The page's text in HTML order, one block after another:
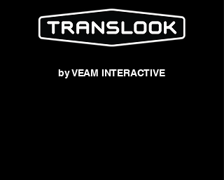
by VEAM INTERACTIVE